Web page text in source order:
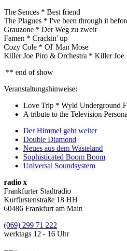
The Sences * Best friend
The Plagues * I've been through it
Grauzone * Der Weg zu zweit
Famen * Crackin' up
Cozy Cole * Ol' Man Mose
Killer Joe Piro & Orchestra * Killer Joe
** end of show
Veranstaltungshinweise:
Love Trip * Wyld Underground
A tribute to the Television
Der Himmel geht weiter
Double Diamond
Neues aus dem Wasteland
Sophisticated Boom Boom
Universal Soundsystem
radio x
Frankfurter Stadtradio
Kurfürstenstraße 18 HH
60486 Frankfurt am Main
(069) 299 71 222
werktags 12 - 16 Uhr